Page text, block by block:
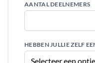
AANTAL DEELNEMERS
HEBBEN JULLIE ZELF